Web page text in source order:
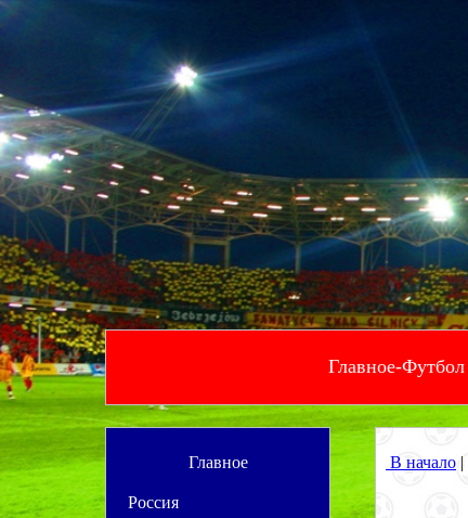
Главное-Футбол--
Главное
Россия
В начало |